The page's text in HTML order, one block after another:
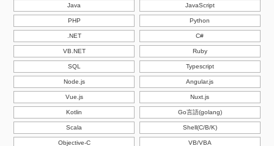
Java JavaScript
PHP Python
.NET C#
VB.NET Ruby
SQL Typescript
Node.js Angular.js
Vue.js Nuxt.js
Kotlin Go言語(golang)
Scala Shell(C/B/K)
Objective-C VB/VBA